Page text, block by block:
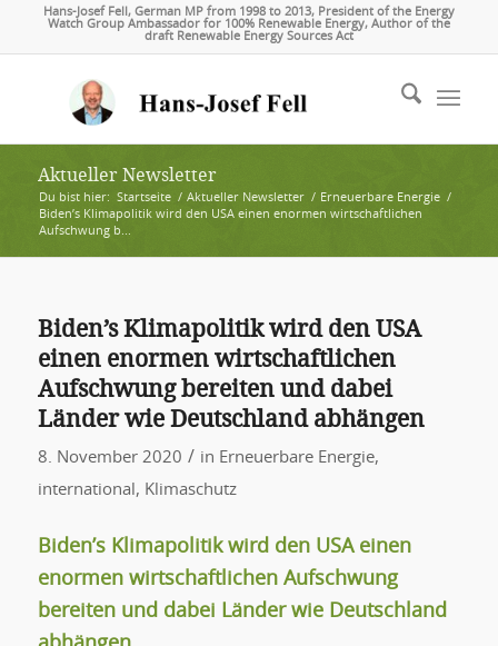
Hans-Josef Fell, German MP from 1998 to 2013, President of the Energy
Watch Group Ambassador for 100% Renewable Energy, Author of the
draft Renewable Energy Sources Act
Aktueller Newsletter
Du bist hier: Startseite / Aktueller Newsletter / Erneuerbare Energie /
Biden’s Klimapolitik wird den USA einen enormen wirtschaftlichen
Aufschwung b...
Biden’s Klimapolitik wird den USA
einen enormen wirtschaftlichen
Aufschwung bereiten und dabei
Länder wie Deutschland abhängen
8. November 2020 / in Erneuerbare Energie,
international , Klimaschutz
Biden’s Klimapolitik wird den USA einen
enormen wirtschaftlichen Aufschwung
bereiten und dabei Länder wie Deutschland